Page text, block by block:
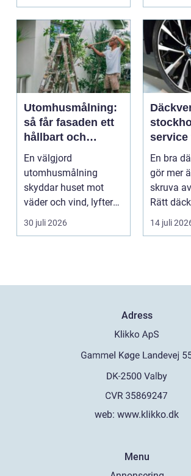
Utomhusmålning:
så får fasaden ett
hållbart och
vackert resultat
En välgjord
utomhusmålning
skyddar huset mot
väder och vind, lyfter
helhetsintrycket...
30 juli 2026
stockholm
service
mil året
En bra
gör mer
skruva
Rätt
14 juli
Adress
web: www.klikko.dk
Menu